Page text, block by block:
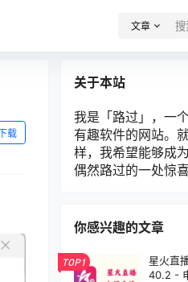
文章
载
关于本站
我是「路过」，一
有趣软件的网站。
样，我希望能够成
偶然路过的一处惊喜
你感兴趣的文章
TOP1
星火直
40.2 -